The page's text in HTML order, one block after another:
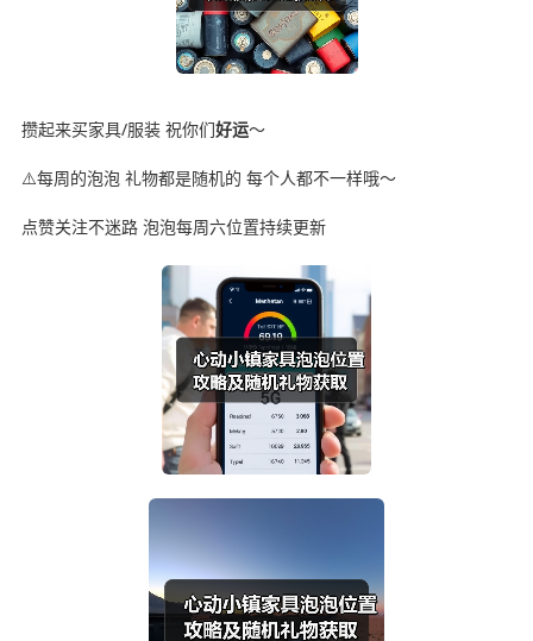
攒起来买家具/服装 祝你们好运～
⚠️每周的泡泡 礼物都是随机的 每个人都不一样哦～
点赞关注不迷路 泡泡每周六位置持续更新